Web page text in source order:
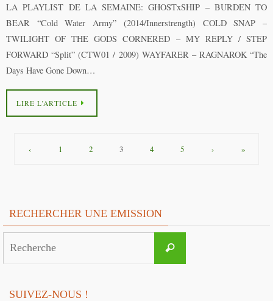
LA PLAYLIST DE LA SEMAINE: GHOSTxSHIP – BURDEN TO
BEAR “Cold Water Army” (2014/Innerstrength) COLD SNAP –
TWILIGHT OF THE GODS CORNERED – MY REPLY / STEP
FORWARD “Split” (CTW01 / 2009) WAYFARER – RAGNAROK “The
Days Have Gone Down…
LIRE L’ARTICLE
‹ 1 2 3 4 5 › »
RECHERCHER UNE EMISSION
Recherche
SUIVEZ-NOUS !